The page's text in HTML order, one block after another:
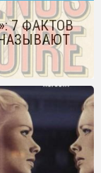
7 ФАКТОВ